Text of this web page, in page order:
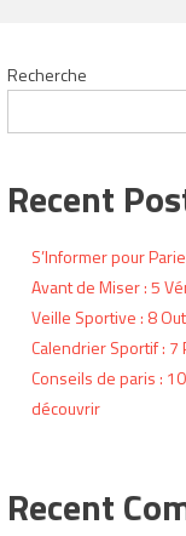
Recherche
Recent
S’Informer pour
Avant de Miser : 5
Veille Sportive : 8
Calendrier Sportif : 7
Conseils de paris :
découvrir
Recent